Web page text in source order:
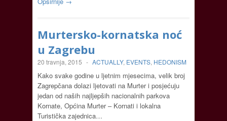
Murtersko-kornatska noć
u Zagrebu
20 travnja, 2015 - ACTUALLY, EVENTS, HEDONISM
Kako svake godine u ljetnim mjesecima, velik broj
Zagrepčana dolazi ljetovati na Murter i posjećuju
jedan od naših najljepših nacionalnih parkova
Kornate, Općina Murter – Kornati i lokalna
Turistička zajednica…